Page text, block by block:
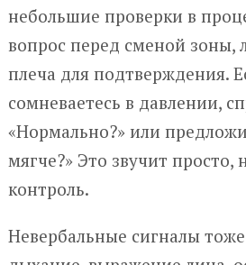
небольшие проверки в
вопрос перед сменой зоны,
плеча для подтверждения.
сомневаетесь в давлении,
«Нормально?» или
мягче?» Это звучит просто,
контроль.
Невербальные сигналы